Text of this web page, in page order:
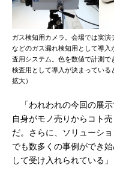
ガス検知用カメラ。会場では実演
などのガス漏れ検知用として導
査用システム。色を数値で計測
検査用として導入が決まってい
拡大）
「われわれの今回の展示
自身がモノ売りからコト
だ。さらに、ソリューシ
でも数多くの事例ができ
して受け入れられている